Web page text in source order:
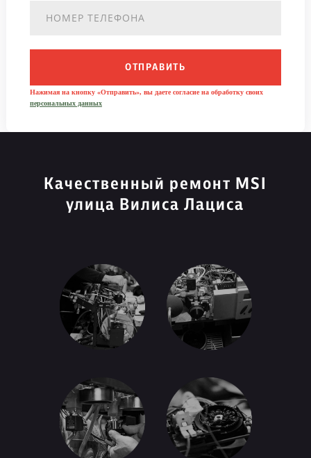
ОТПРАВИТЬ
Нажимая на кнопку «Отправить», вы даете согласие на обработку своих
персональных данных
Качественный ремонт MSI
улица Вилиса Лациса